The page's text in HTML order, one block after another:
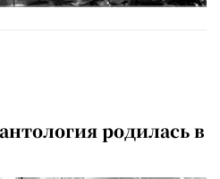
родилась в